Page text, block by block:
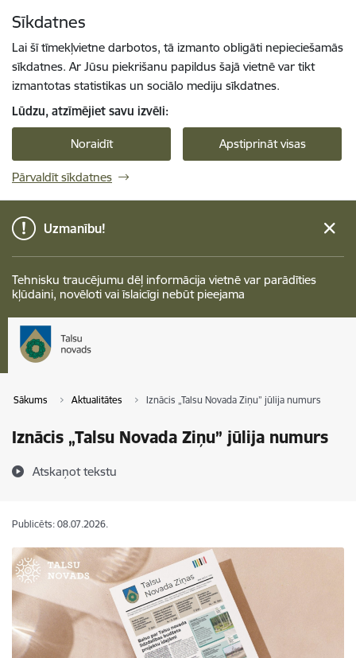
Sīkdatnes
Lai šī tīmekļvietne darbotos, tā izmanto obligāti nepieciešamās
sīkdatnes. Ar Jūsu piekrišanu papildus šajā vietnē var tikt
izmantotas statistikas un sociālo mediju sīkdatnes.
Lūdzu, atzīmējiet savu izvēli:
Noraidīt Apstiprināt visas
Pārvaldīt sīkdatnes
Uzmanību!
Tehnisku traucējumu dēļ informācija vietnē var parādīties
kļūdaini, novēloti vai īslaicīgi nebūt pieejama
Sākums Aktualitātes Iznācis „Talsu Novada Ziņu” jūlija numurs
Iznācis „Talsu Novada Ziņu” jūlija numurs
Atskaņot tekstu
Publicēts: 08.07.2026.